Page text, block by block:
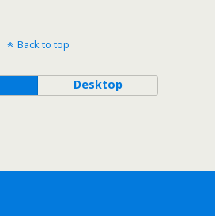
Back to top
Desktop